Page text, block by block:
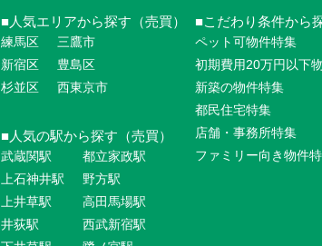
人気エリアから探す（売買）
練馬区
新宿区
杉並区
三鷹市
豊島区
西東京市
人気の駅から探す（売買）
武蔵関駅
上石神井駅
上井草駅
井荻駅
都立家政駅
野方駅
高田馬場駅
西武新宿駅
こだわり条件から
ペット可物件特集
初期費用20万円以下
新築の物件特集
都民住宅特集
店舗・事務所特集
ファミリー向き物件